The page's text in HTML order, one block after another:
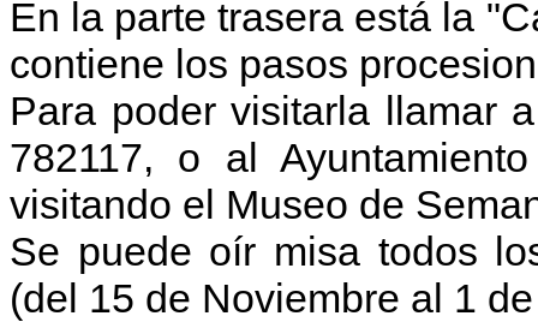
En la parte trasera está la
contiene los pasos
Para poder visitarla llamar
782117, o al
visitando el Museo de
Se puede oír misa todos
(del 15 de Noviembre al 1